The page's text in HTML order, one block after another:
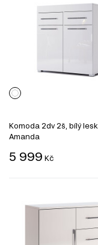
Komoda 2dv 2š, bílý lesk
Amanda
5 999 Kč